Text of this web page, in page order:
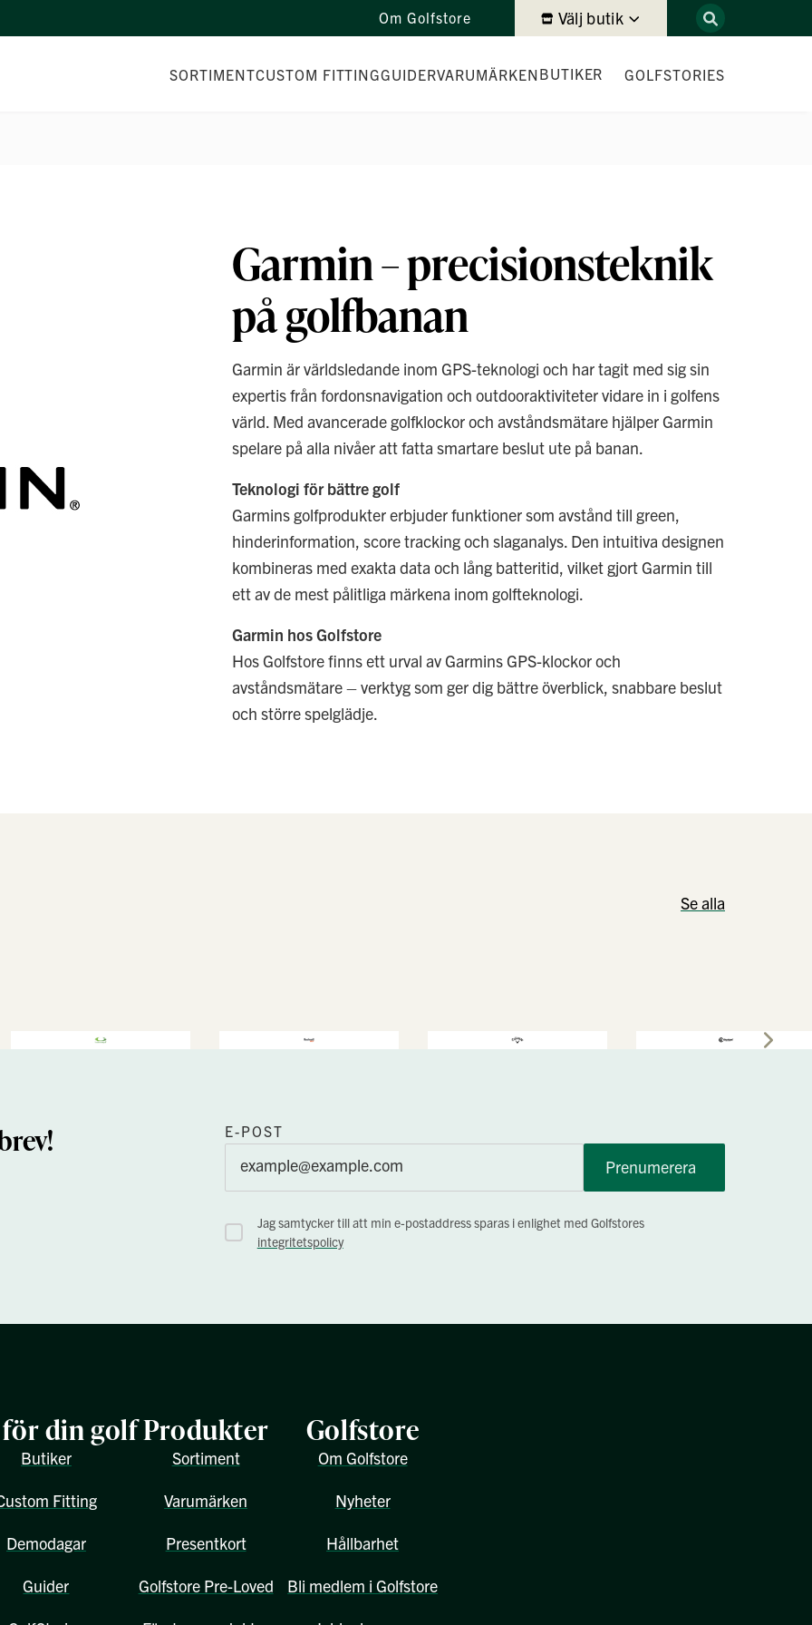
Om Golfstore Välj butik
SORTIMENTCUSTOM FITTINGGUIDERVARUMÄRKEN BUTIKER GOLFSTORIES
Garmin – precisionsteknik
på golfbanan
Garmin är världsledande inom GPS-teknologi och har tagit med sig sin
expertis från fordonsnavigation och outdooraktiviteter vidare in i golfens
värld. Med avancerade golfklockor och avståndsmätare hjälper Garmin
spelare på alla nivåer att fatta smartare beslut ute på banan.
Teknologi för bättre golf
Garmins golfprodukter erbjuder funktioner som avstånd till green,
hinderinformation, score tracking och slaganalys. Den intuitiva designen
kombineras med exakta data och lång batteritid, vilket gjort Garmin till
ett av de mest pålitliga märkena inom golfteknologi.
Garmin hos Golfstore
Hos Golfstore finns ett urval av Garmins GPS-klockor och
avståndsmätare – verktyg som ger dig bättre överblick, snabbare beslut
och större spelglädje.
Se alla
E-POST
Prenumerera
Jag samtycker till att min e-postaddress sparas i enlighet med Golfstores
integritetspolicy
din golf
Butiker
Fitting
Demodagar
Guider
Produkter
Sortiment
Varumärken
Presentkort
Golfstore Pre-Loved
Golfstore
Om Golfstore
Nyheter
Hållbarhet
Bli medlem i Golfstore